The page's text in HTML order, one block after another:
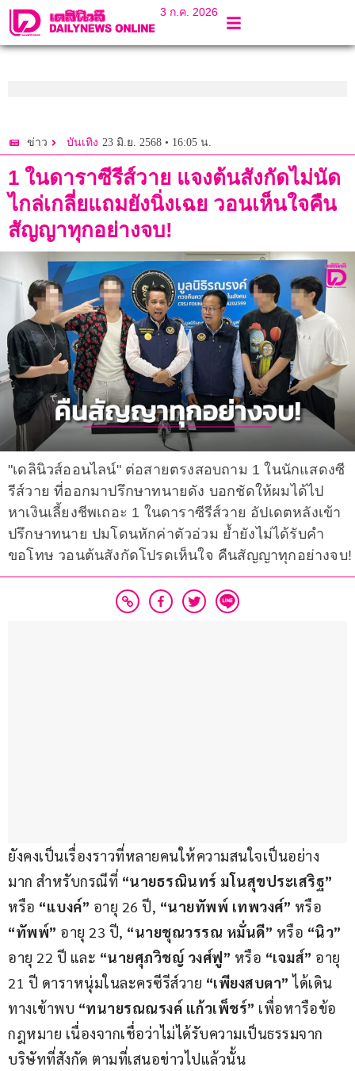
3 ก.ค. 2026
ข่าว บันเทิง 23 มิ.ย. 2568 • 16:05 น.
1 ในดาราซีรีส์วาย แจงต้นสังกัดไม่นัด
ไกล่เกลี่ยแถมยังนิ่งเฉย วอนเห็นใจคืน
สัญญาทุกอย่างจบ!
"เดลินิวส์ออนไลน์" ต่อสายตรงสอบถาม 1 ในนักแสดงซี
รีส์วาย ที่ออกมาปรึกษาทนายดัง บอกชัดให้ผมได้ไป
หาเงินเลี้ยงชีพเถอะ 1 ในดาราซีรีส์วาย อัปเดตหลังเข้า
ปรึกษาทนาย ปมโดนหักค่าตัวอ่วม ย้ำยังไม่ได้รับคำ
ขอโทษ วอนต้นสังกัดโปรดเห็นใจ คืนสัญญาทุกอย่างจบ!
ยังคงเป็นเรื่องราวที่หลายคนให้ความสนใจเป็นอย่าง
มาก สำหรับกรณีที่ “นายธรณินทร์ มโนสุขประเสริฐ”
หรือ “แบงค์” อายุ 26 ปี, “นายทัพพ์ เทพวงศ์” หรือ
“ทัพพ์” อายุ 23 ปี, “นายชุณวรรณ หมั่นดี” หรือ “นิว”
อายุ 22 ปี และ “นายศุภวิชญ์ วงศ์ฟู” หรือ “เจมส์” อายุ
21 ปี ดาราหนุ่มในละครซีรีส์วาย “เพียงสบตา” ได้เดิน
ทางเข้าพบ “ทนายรณณรงค์ แก้วเพ็ชร์” เพื่อหารือข้อ
กฎหมาย เนื่องจากเชื่อว่าไม่ได้รับความเป็นธรรมจาก
บริษัทที่สังกัด ตามที่เสนอข่าวไปแล้วนั้น